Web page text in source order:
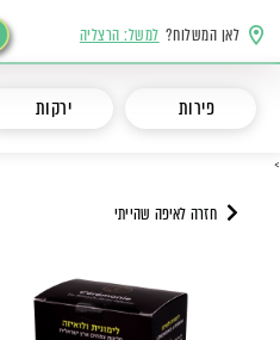
לאן המשלוח? למשל: הרצליה
פירות ירקות
>
חזרה לאיפה שהייתי